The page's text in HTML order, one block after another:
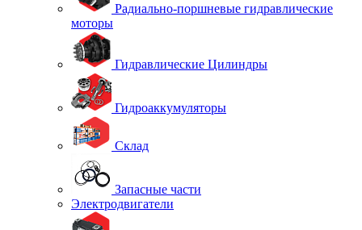
Радиально-поршневые гидравлические
моторы
Гидравлические Цилиндры
Гидроаккумуляторы
Склад
Запасные части
Электродвигатели